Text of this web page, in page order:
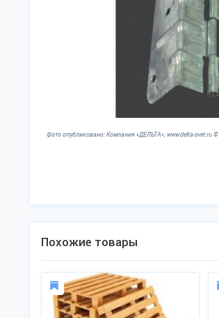
Фото опубликовано: Компания «ДЕЛЬТА», www.delta-svet.ru ©
Похожие товары